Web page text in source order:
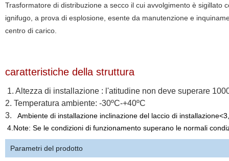
Trasformatore di distribuzione a secco il cui avvolgimento è
ignifugo, a prova di esplosione, esente da manutenzione e
centro di carico.
caratteristiche della struttura
1. Altezza di installazione : l'atitudine non deve superare
2. Temperatura ambiente: -30ºC-+40ºC
3.
Ambiente di installazione inclinazione del laccio di
4.Note: Se le condizioni di funzionamento superano le normali
Parametri del prodotto